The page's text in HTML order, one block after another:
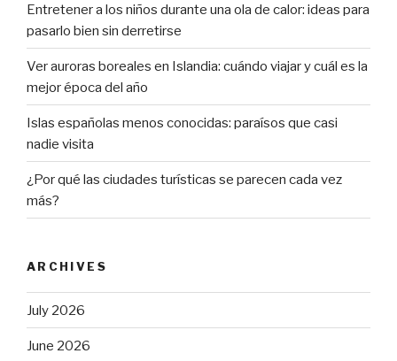
Entretener a los niños durante una ola de calor: ideas para
pasarlo bien sin derretirse
Ver auroras boreales en Islandia: cuándo viajar y cuál es la
mejor época del año
Islas españolas menos conocidas: paraísos que casi
nadie visita
¿Por qué las ciudades turísticas se parecen cada vez
más?
ARCHIVES
July 2026
June 2026